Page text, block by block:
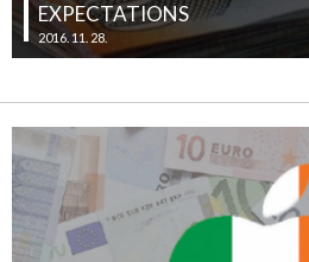
EXPECTATIONS
2016. 11. 28.